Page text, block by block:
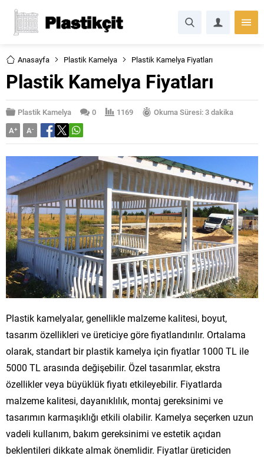
Anasayfa Plastik Kamelya Plastik Kamelya Fiyatları
Plastik Kamelya Fiyatları
Plastik Kamelya 0 1169
Okuma Süresi: 3 dakika
A+ A-
Plastik kamelyalar, genellikle malzeme kalitesi, boyut,
tasarım özellikleri ve üreticiye göre fiyatlandırılır. Ortalama
olarak, standart bir plastik kamelya için fiyatlar 1000 TL ile
5000 TL arasında değişebilir. Özel tasarımlar, ekstra
özellikler veya büyüklük fiyatı etkileyebilir. Fiyatlarda
malzeme kalitesi, dayanıklılık, montaj gereksinimi ve
tasarımın karmaşıklığı etkili olabilir. Kamelya seçerken uzun
vadeli kullanım, bakım gereksinimi ve estetik açıdan
beklentileri dikkate almak önemlidir. Fiyatlar üreticiden